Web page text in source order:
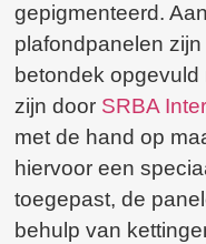
gepigmenteerd.
plafondpanelen
betondek
zijn door SRBA
met de hand op
hiervoor een
toegepast, de
behulp van